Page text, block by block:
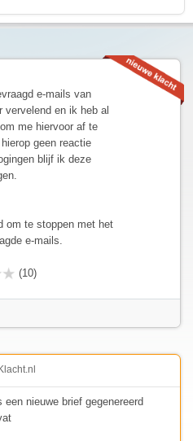
e-mails van
vervelend en ik heb al
me hiervoor af te
geen reactie
blijf ik deze
om te stoppen met het
e-mails.
(10)
een nieuwe brief gegenereerd